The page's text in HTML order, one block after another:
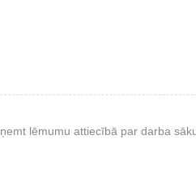
lēmumu attiecībā par darba